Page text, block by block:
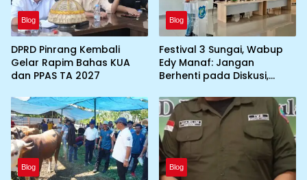
Blog
DPRD Pinrang Kembali
Gelar Rapim Bahas KUA
dan PPAS TA 2027
Blog
Festival 3 Sungai, Wabup
Edy Manaf: Jangan
Berhenti pada Diskusi,
Blog Blog